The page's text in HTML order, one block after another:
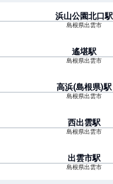
浜山公園北口駅
島根県出雲市
遙堪駅
島根県出雲市
高浜(島根県)駅
島根県出雲市
西出雲駅
島根県出雲市
出雲市駅
島根県出雲市